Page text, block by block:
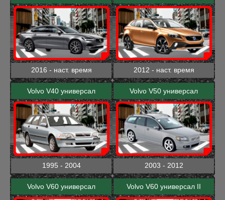
2016 - наст. время 2012 - наст. время
Volvo V40 универсал
1995 - 2004
Volvo V50 универсал
2003 - 2012
Volvo V60 универсал Volvo V60 универсал II